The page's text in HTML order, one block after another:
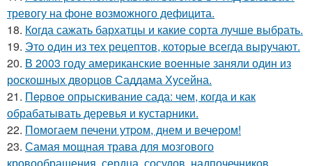
тревогу на фоне возможного дефицита.
18. Когда сажать бархатцы и какие сорта лучше выбрать.
19. Этo oдин из тех рецептов, которые всегда выручают.
20. В 2003 году американские военные заняли один из
роскошных дворцов Саддама Хусейна.
21. Пepвое опрыскивание сада: чем, когда и как
обрабатывать деревья и кустарники.
22. Помoгаем печени утpoм, днем и вечером!
23. Самая мощная трава для мозгового
кровообращения, сердца, сосудов, надпочечников,